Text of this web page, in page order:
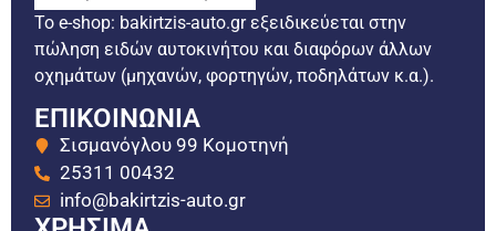
Το e-shop: bakirtzis-auto.gr εξειδικεύεται στην
πώληση ειδών αυτοκινήτου και διαφόρων άλλων
οχημάτων (μηχανών, φορτηγών, ποδηλάτων κ.α.).
ΕΠΙΚΟΙΝΩΝΙΑ
Σισμανόγλου 99 Κομοτηνή
25311 00432
info@bakirtzis-auto.gr